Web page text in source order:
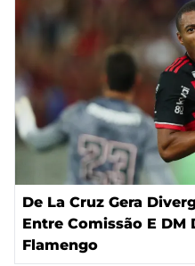
De La Cruz Gera
Entre Comissão E DM
Flamengo